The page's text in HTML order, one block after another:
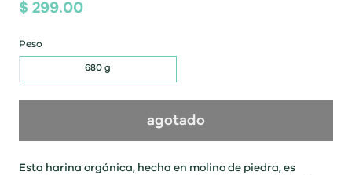
$ 299.00
Peso
680 g
agotado
Esta harina orgánica, hecha en molino de piedra, es